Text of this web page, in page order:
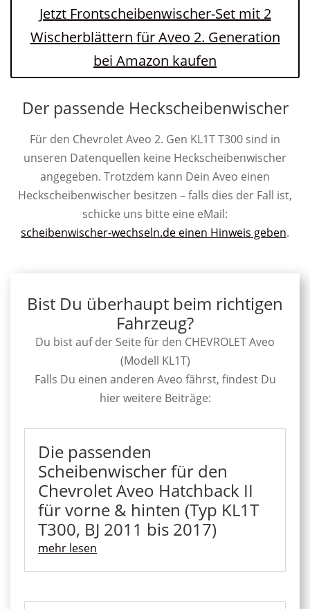
Jetzt Frontscheibenwischer-Set mit 2
Wischerblättern für Aveo 2. Generation
bei Amazon kaufen
Der passende Heckscheibenwischer
Für den Chevrolet Aveo 2. Gen KL1T T300 sind in
unseren Datenquellen keine Heckscheibenwischer
angegeben. Trotzdem kann Dein Aveo einen
Heckscheibenwischer besitzen – falls dies der Fall ist,
schicke uns bitte eine eMail:
scheibenwischer-wechseln.de einen Hinweis geben.
Bist Du überhaupt beim richtigen
Fahrzeug?
Du bist auf der Seite für den CHEVROLET Aveo
(Modell KL1T)
Falls Du einen anderen Aveo fährst, findest Du
hier weitere Beiträge:
Die passenden
Scheibenwischer für den
Chevrolet Aveo Hatchback II
für vorne & hinten (Typ KL1T
T300, BJ 2011 bis 2017)
mehr lesen